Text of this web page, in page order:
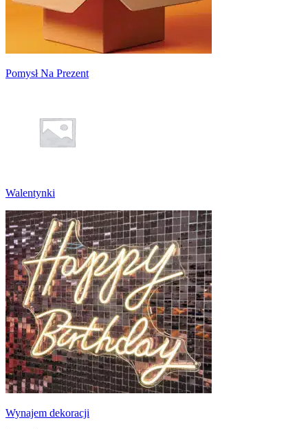
Pomysł Na Prezent
Walentynki
Wynajem dekoracji